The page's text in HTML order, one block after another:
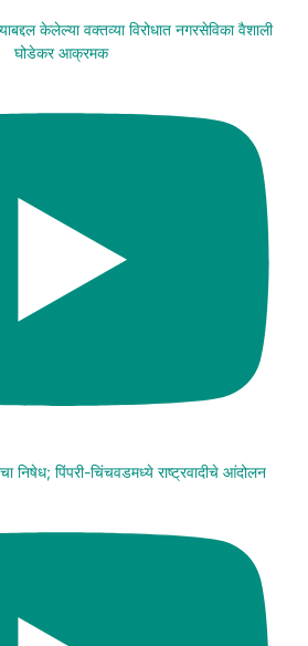
केलेल्या वक्तव्या विरोधात नगरसेविका वैशाली
घोडेकर आक्रमक
निषेध; पिंपरी-चिंचवडमध्ये राष्ट्रवादीचे आंदोलन